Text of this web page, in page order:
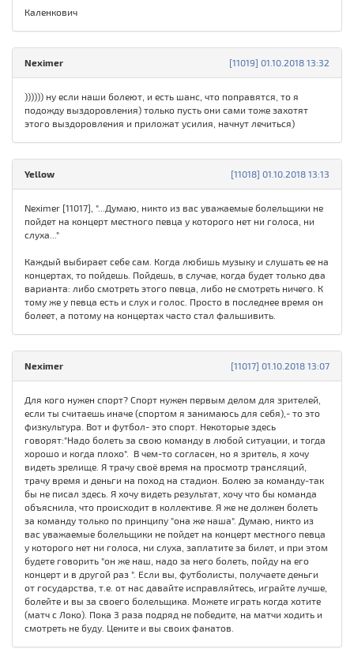
Каленкович
[11019] 01.10.2018 13:32
Neximer
)))))) ну если наши болеют, и есть шанс, что поправятся, то я
подожду выздоровления) только пусть они сами тоже захотят
этого выздоровления и приложат усилия, начнут лечиться)
[11018] 01.10.2018 13:13
Yellow
Neximer [11017], "...Думаю, никто из вас уважаемые болельщики не
пойдет на концерт местного певца у которого нет ни голоса, ни
слуха..."
Каждый выбирает себе сам. Когда любишь музыку и слушать ее на
концертах, то пойдешь. Пойдешь, в случае, когда будет только два
варианта: либо смотреть этого певца, либо не смотреть ничего. К
тому же у певца есть и слух и голос. Просто в последнее время он
болеет, а потому на концертах часто стал фальшивить.
[11017] 01.10.2018 13:07
Neximer
Для кого нужен спорт? Спорт нужен первым делом для зрителей,
если ты считаешь иначе (спортом я занимаюсь для себя),- то это
физкультура. Вот и футбол- это спорт. Некоторые здесь
говорят:"Надо болеть за свою команду в любой ситуации, и тогда
хорошо и когда плохо". В чем-то согласен, но я зритель, я хочу
видеть зрелище. Я трачу своё время на просмотр трансляций,
трачу время и деньги на поход на стадион. Болею за команду-так
бы не писал здесь. Я хочу видеть результат, хочу что бы команда
объяснила, что происходит в коллективе. Я же не должен болеть
за команду только по принципу "она же наша". Думаю, никто из
вас уважаемые болельщики не пойдет на концерт местного певца
у которого нет ни голоса, ни слуха, заплатите за билет, и при этом
будете говорить "он же наш, надо за него болеть, пойду на его
концерт и в другой раз ". Если вы, футболисты, получаете деньги
от государства, т.е. от нас давайте исправляйтесь, играйте лучше,
болейте и вы за своего болельщика. Можете играть когда хотите
(матч с Локо). Пока 3 раза подряд не победите, на матчи ходить и
смотреть не буду. Цените и вы своих фанатов.